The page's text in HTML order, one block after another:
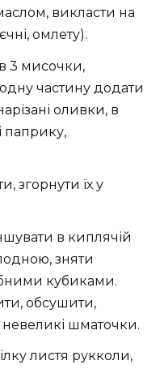
викласти на
омлету).
3 мисочки,
частину додати
оливки, в
паприку,
згорнути їх у
в киплячій
зняти
кубиками.
обсушити,
невеликі шматочки.
листя рукколи,